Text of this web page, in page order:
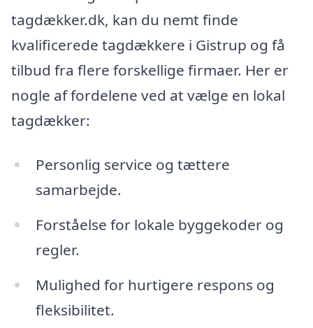
tagdækker.dk, kan du nemt finde
kvalificerede tagdækkere i Gistrup og få
tilbud fra flere forskellige firmaer. Her er
nogle af fordelene ved at vælge en lokal
tagdækker:
Personlig service og tættere
samarbejde.
Forståelse for lokale byggekoder og
regler.
Mulighed for hurtigere respons og
fleksibilitet.